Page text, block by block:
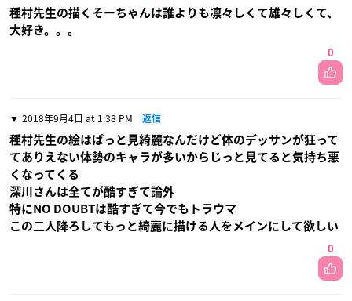
種村先生の描くそーちゃんは誰よりも凛々しくて雄々しくて、
大好き。。。
0
2018年9月4日 at 1:38 PM 返信
種村先生の絵はぱっと見綺麗なんだけど体のデッサンが狂って
てありえない体勢のキャラが多いからじっと見てると気持ち悪
くなってくる
深川さんは全てが酷すぎて論外
特にNO DOUBTは酷すぎて今でもトラウマ
この二人降ろしてもっと綺麗に描ける人をメインにして欲しい
0